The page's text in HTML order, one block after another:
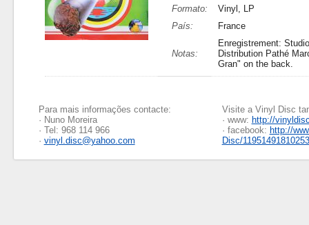
Formato:
Vinyl, LP
País:
France
Notas:
Enregistrement:
Distribution Pathé
Gran" on the back.
Para mais informações contacte:
· Nuno Moreira
· Tel: 968 114 966
· vinyl.disc@yahoo.com
Visite a Vinyl Disc
· www: http://
· facebook: http://
Disc/